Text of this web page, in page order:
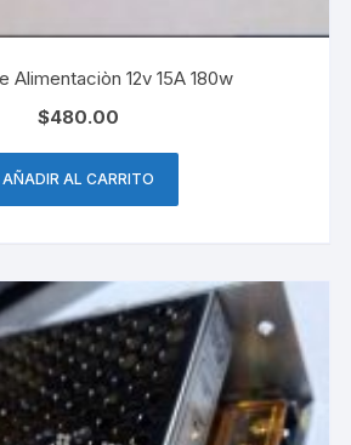
Alimentaciòn 12v 15A 180w
$480.00
AÑADIR AL CARRITO